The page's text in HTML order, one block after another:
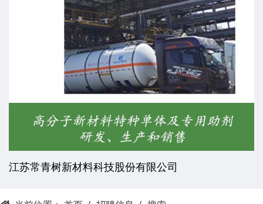
江苏常青树新材料科技股份有限公司